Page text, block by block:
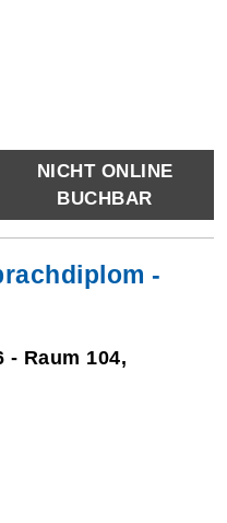
NICHT ONLINE
BUCHBAR
-
- Raum 104,